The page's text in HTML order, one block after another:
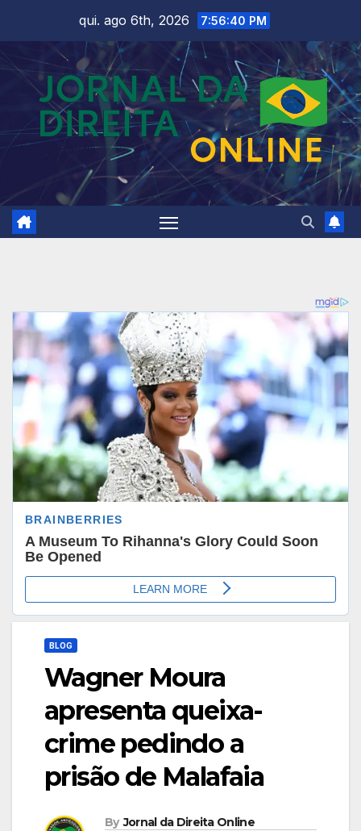
content
qui. ago 6th, 2026 7:56:42 PM
BLOG
Wagner Moura
apresenta queixa-
crime pedindo a
prisão de Malafaia
By Jornal da Direita Online